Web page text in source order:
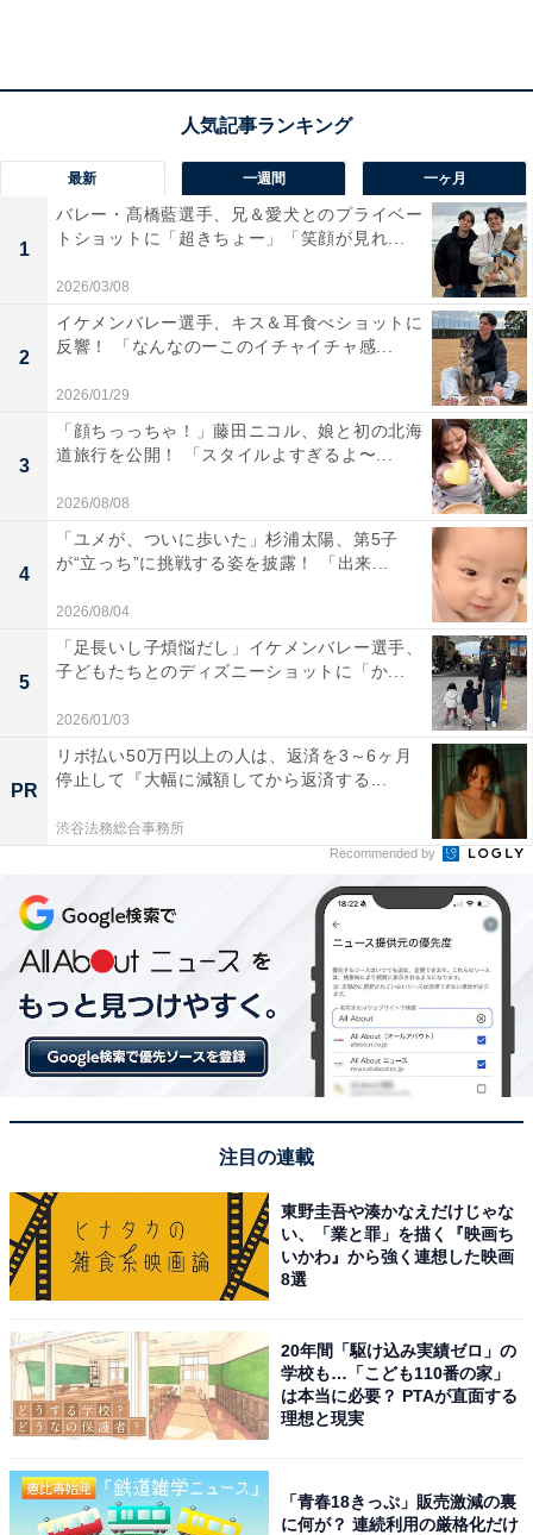
最新 一週間 一ヶ月
1
バレー・髙橋藍選手、兄＆愛犬とのプライベー
トショットに「超きちょー」「笑顔が見れ...
2026/03/08
2
イケメンバレー選手、キス＆耳食べショットに
反響！ 「なんなのーこのイチャイチャ感...
2026/01/29
3
「顔ちっっちゃ！」藤田ニコル、娘と初の北海
道旅行を公開！ 「スタイルよすぎるよ〜...
2026/08/08
4
「ユメが、ついに歩いた」杉浦太陽、第5子
が“立っち”に挑戦する姿を披露！ 「出来...
2026/08/04
5
「足長いし子煩悩だし」イケメンバレー選手、
子どもたちとのディズニーショットに「か...
2026/01/03
PR
リボ払い50万円以上の人は、返済を3～6ヶ月
停止して『大幅に減額してから返済する...
渋谷法務総合事務所
Recommended by
注目の連載
東野圭吾や湊かなえだけじゃな
い、「業と罪」を描く『映画ち
いかわ』から強く連想した映画
8選
20年間「駆け込み実績ゼロ」の
学校も…「こども110番の家」
は本当に必要？ PTAが直面する
理想と現実
「青春18きっぷ」販売激減の裏
に何が？ 連続利用の厳格化だけ